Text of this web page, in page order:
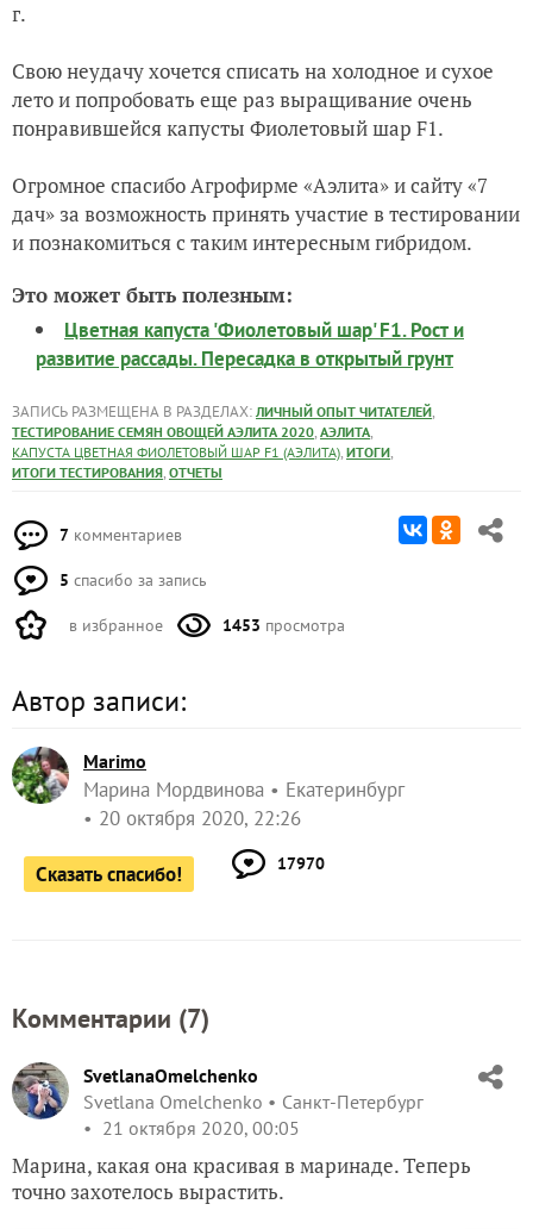
г.
Свою неудачу хочется списать на холодное и сухое
лето и попробовать еще раз выращивание очень
понравившейся капусты Фиолетовый шар F1.
Огромное спасибо Агрофирме «Аэлита» и сайту «7
дач» за возможность принять участие в тестировании
и познакомиться с таким интересным гибридом.
Это может быть полезным:
Цветная капуста 'Фиолетовый шар' F1. Рост и
развитие рассады. Пересадка в открытый грунт
ЗАПИСЬ РАЗМЕЩЕНА В РАЗДЕЛАХ: ЛИЧНЫЙ ОПЫТ ЧИТАТЕЛЕЙ,
ТЕСТИРОВАНИЕ СЕМЯН ОВОЩЕЙ АЭЛИТА 2020, АЭЛИТА,
КАПУСТА ЦВЕТНАЯ ФИОЛЕТОВЫЙ ШАР F1 (АЭЛИТА), ИТОГИ,
ИТОГИ ТЕСТИРОВАНИЯ, ОТЧЕТЫ
7 комментариев
5 спасибо за запись
в избранное 1453 просмотра
Автор записи:
Marimo
Марина Мордвинова
Екатеринбург
20 октября 2020, 22:26
Сказать спасибо! 17970
Комментарии (7)
SvetlanaOmelchenko
Svetlana Omelchenko
Санкт-Петербург
21 октября 2020, 00:05
Марина, какая она красивая в маринаде. Теперь
точно захотелось вырастить.